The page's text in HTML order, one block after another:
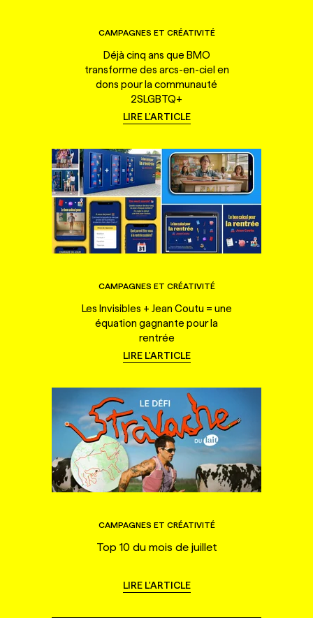
CAMPAGNES ET CRÉATIVITÉ
Déjà cinq ans que BMO
transforme des arcs-en-ciel en
dons pour la communauté
2SLGBTQ+
LIRE L'ARTICLE
CAMPAGNES ET CRÉATIVITÉ
Les Invisibles + Jean Coutu = une
équation gagnante pour la
rentrée
LIRE L'ARTICLE
CAMPAGNES ET CRÉATIVITÉ
Top 10 du mois de juillet
LIRE L'ARTICLE